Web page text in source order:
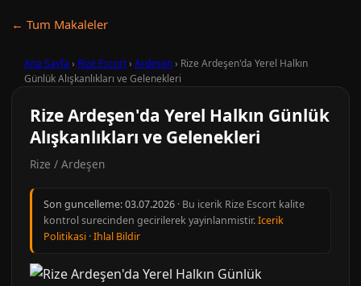
← Tum Makaleler
Ana Sayfa › Rize Escort› Ardeşen› Rize Ardeşen'da Yerel Halkın
Günlük Alışkanlıkları ve Gelenekleri
Rize Ardeşen'da Yerel Halkın Günlük
Alışkanlıkları ve Gelenekleri
Rize / Ardeşen
Son guncelleme:03.07.2026 · Bu icerik Rize Escort kalite
kontrol surecinden gecirilerek yayinlanmistir.Icerik
Politikasi ·Ihlal Bildir